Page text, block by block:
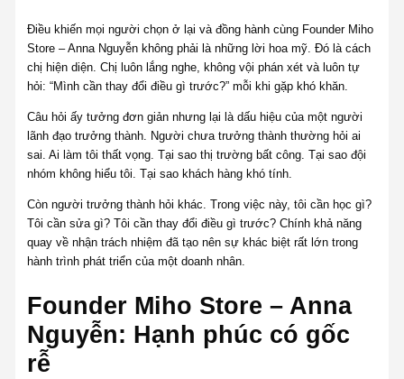
Điều khiến mọi người chọn ở lại và đồng hành cùng Founder Miho
Store – Anna Nguyễn không phải là những lời hoa mỹ. Đó là cách
chị hiện diện. Chị luôn lắng nghe, không vội phán xét và luôn tự
hỏi: “Mình cần thay đổi điều gì trước?” mỗi khi gặp khó khăn.
Câu hỏi ấy tưởng đơn giản nhưng lại là dấu hiệu của một người
lãnh đạo trưởng thành. Người chưa trưởng thành thường hỏi ai
sai. Ai làm tôi thất vọng. Tại sao thị trường bất công. Tại sao đội
nhóm không hiểu tôi. Tại sao khách hàng khó tính.
Còn người trưởng thành hỏi khác. Trong việc này, tôi cần học gì?
Tôi cần sửa gì? Tôi cần thay đổi điều gì trước? Chính khả năng
quay về nhận trách nhiệm đã tạo nên sự khác biệt rất lớn trong
hành trình phát triển của một doanh nhân.
Founder Miho Store – Anna
Nguyễn: Hạnh phúc có gốc
rễ